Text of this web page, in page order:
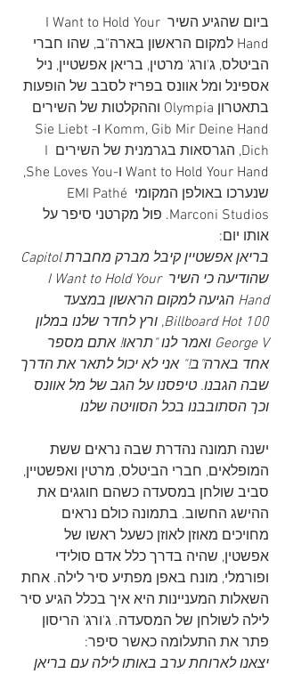
ביום שהגיע השיר I Want to Hold Your
Hand למקום הראשון בארה"ב, שהו חברי
הביטלס, ג'ורג' מרטין, בריאן אפשטיין, ניל
אספינל ומל אוונס בפריז לסבב של הופעות
בתאטרון Olympia וההקלטות של השירים
Komm, Gib Mir Deine Hand ו-Sie Liebt
Dich, הגרסאות בגרמנית של השירים
I
Want to Hold Your Hand ו-She Loves You,
שנערכו באולפן המקומי EMI Pathé
Marconi Studios. פול מקרטני סיפר על
אותו יום:
שהודיעה כי השיר I Want to Hold Your
Hand הגיעה למקום הראשון במצעד
Billboard Hot 100, ורץ לחדר שלנו במלון
George V ואמר לנו "תראו! אתם מספר
אחד בארה"ב!" אני לא יכול לתאר את הדרך
שבה הגבנו. טיפסנו על הגב של מל אוונס
וכך הסתובבנו בכל הסוויטה שלנו
ישנה תמונה נהדרת שבה נראים ששת
המופלאים, חברי הביטלס, מרטין ואפשטיין,
סביב שולחן במסעדה כשהם חוגגים את
ההישג החשוב. בתמונה כולם נראים
מחויכים מאוזן לאוזן כשעל ראשו של
אפשטין, שהיה בדרך כלל אדם סולידי
ופורמלי, מונח באפן מפתיע סיר לילה. אחת
השאלות המעניינות היא איך בכלל הגיע סיר
לילה לשולחן של המסעדה. ג'ורג' הריסון
פתר את התעלומה כאשר סיפר:
יצאנו לארוחת ערב באותו לילה עם בריאן